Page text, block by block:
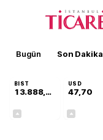
Bugün Son Dakika
BIST
13.888,97
USD
47,70